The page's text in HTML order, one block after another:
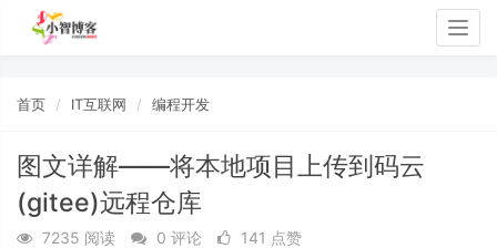
首页 IT互联网 编程开发
图文详解——将本地项目上传到码云
(gitee)远程仓库
7235 阅读 0 评论 141 点赞